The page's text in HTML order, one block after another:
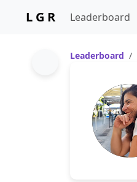
L G R Leaderboard
Leaderboard